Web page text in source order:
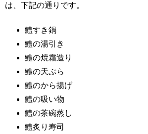
は、下記の通りです。
鱧すき鍋
鱧の湯引き
鱧の焼霜造り
鱧の天ぷら
鱧のから揚げ
鱧の吸い物
鱧の茶碗蒸し
鱧炙り寿司